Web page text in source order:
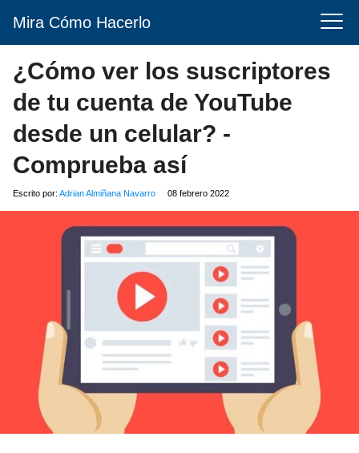
Mira Cómo Hacerlo
¿Cómo ver los suscriptores
de tu cuenta de YouTube
desde un celular? -
Comprueba así
Escrito por: Adrian Almiñana Navarro 08 febrero 2022